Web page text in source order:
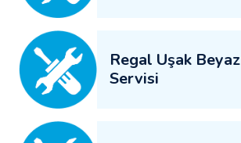
Regal Uşak
Servisi